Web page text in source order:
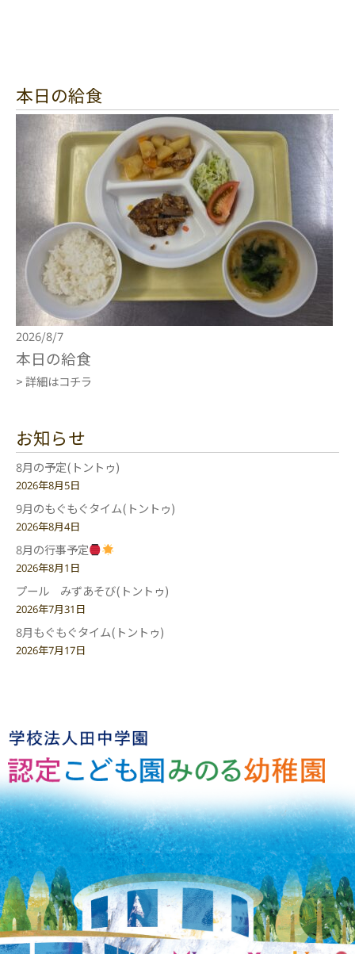
本日の給食
2026/8/7
本日の給食
> 詳細はコチラ
お知らせ
8月の予定(トントゥ)
2026年8月5日
9月のもぐもぐタイム(トントゥ)
2026年8月4日
8月の行事予定
2026年8月1日
プール みずあそび(トントゥ)
2026年7月31日
8月もぐもぐタイム(トントゥ)
2026年7月17日